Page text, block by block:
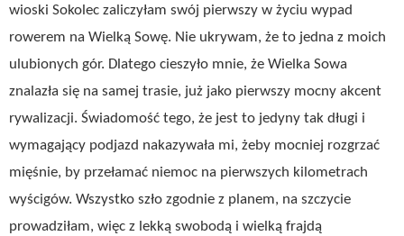
wioski Sokolec zaliczyłam swój pierwszy w życiu wypad
rowerem na Wielką Sowę. Nie ukrywam, że to jedna z moich
ulubionych gór. Dlatego cieszyło mnie, że Wielka Sowa
znalazła się na samej trasie, już jako pierwszy mocny akcent
rywalizacji. Świadomość tego, że jest to jedyny tak długi i
wymagający podjazd nakazywała mi, żeby mocniej rozgrzać
mięśnie, by przełamać niemoc na pierwszych kilometrach
wyścigów. Wszystko szło zgodnie z planem, na szczycie
prowadziłam, więc z lekką swobodą i wielką frajdą